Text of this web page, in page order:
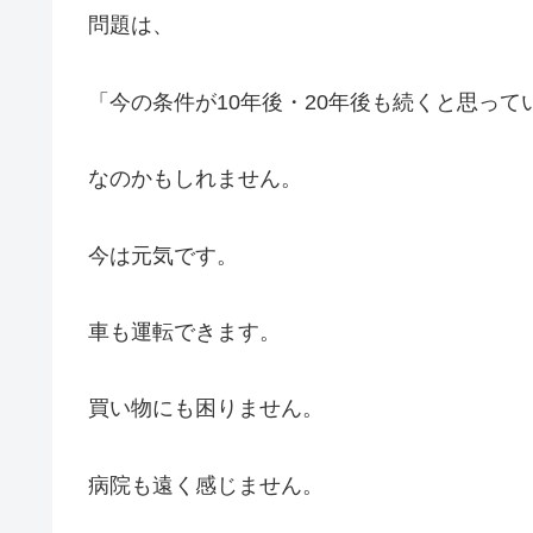
問題は、
「今の条件が10年後・20年後も続くと思って
なのかもしれません。
今は元気です。
車も運転できます。
買い物にも困りません。
病院も遠く感じません。